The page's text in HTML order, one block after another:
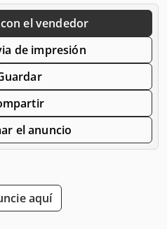
el vendedor
de impresión
el anuncio
aquí